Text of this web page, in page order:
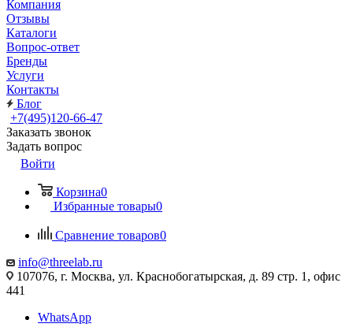
Компания
Отзывы
Каталоги
Вопрос-ответ
Бренды
Услуги
Контакты
Блог
+7(495)120-66-47
Заказать звонок
Задать вопрос
Войти
Корзина0
Избранные товары0
Сравнение товаров0
info@threelab.ru
107076, г. Москва, ул. Краснобогатырская, д. 89 стр. 1, офис
441
WhatsApp